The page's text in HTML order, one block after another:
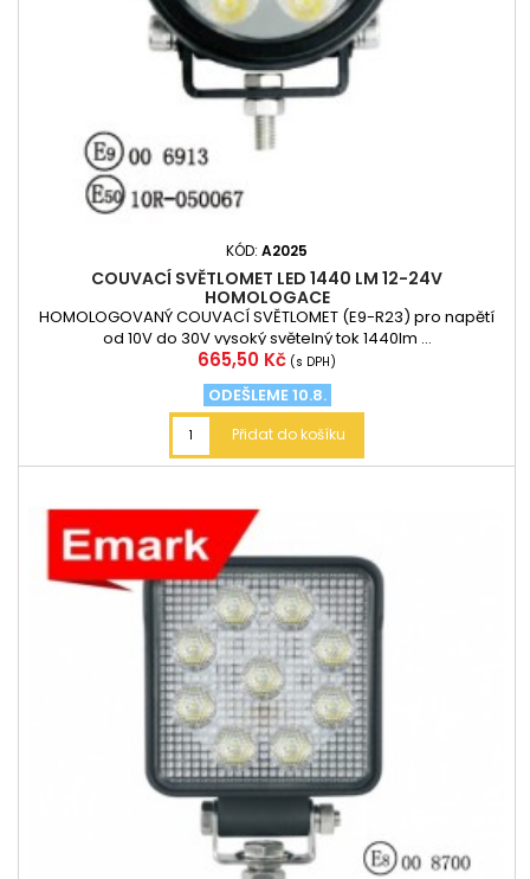
KÓD: A2025
COUVACÍ SVĚTLOMET LED 1440 LM 12-24V
HOMOLOGACE
HOMOLOGOVANÝ COUVACÍ SVĚTLOMET (E9-R23) pro napětí
od 10V do 30V vysoký světelný tok 1440lm ...
Cena
665,50 Kč (s DPH)
ODEŠLEME 10.8.
Přidat do košíku